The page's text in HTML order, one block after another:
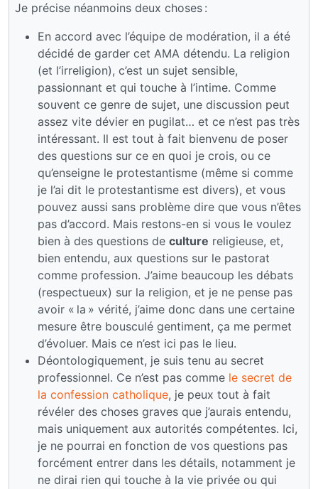
Je précise néanmoins deux choses :
En accord avec l’équipe de modération, il a été
décidé de garder cet AMA détendu. La religion
(et l’irreligion), c’est un sujet sensible,
passionnant et qui touche à l’intime. Comme
souvent ce genre de sujet, une discussion peut
assez vite dévier en pugilat… et ce n’est pas très
intéressant. Il est tout à fait bienvenu de poser
des questions sur ce en quoi je crois, ou ce
qu’enseigne le protestantisme (même si comme
je l’ai dit le protestantisme est divers), et vous
pouvez aussi sans problème dire que vous n’êtes
pas d’accord. Mais restons-en si vous le voulez
bien à des questions de culture religieuse, et,
bien entendu, aux questions sur le pastorat
comme profession. J’aime beaucoup les débats
(respectueux) sur la religion, et je ne pense pas
avoir « la » vérité, j’aime donc dans une certaine
mesure être bousculé gentiment, ça me permet
d’évoluer. Mais ce n’est ici pas le lieu.
Déontologiquement, je suis tenu au secret
professionnel. Ce n’est pas comme le secret de
la confession catholique, je peux tout à fait
révéler des choses graves que j’aurais entendu,
mais uniquement aux autorités compétentes. Ici,
je ne pourrai en fonction de vos questions pas
forcément entrer dans les détails, notamment je
ne dirai rien qui touche à la vie privée ou qui